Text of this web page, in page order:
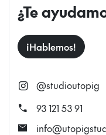
¿Te
¡Hablemos!
@studioutopig
call
93 121 53 91
mail